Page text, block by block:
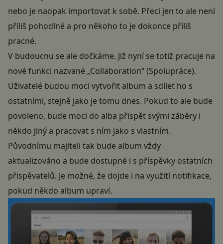
nebo je naopak importovat k sobě. Přeci jen to ale není
příliš pohodlné a pro někoho to je dokonce příliš
pracné.
V budoucnu se ale dočkáme. Již nyní se totiž pracuje na
nové funkci nazvané „Collaboration“ (Spolupráce).
Uživatelé budou moci vytvořit album a sdílet ho s
ostatními, stejně jako je tomu dnes. Pokud to ale bude
povoleno, bude moci do alba přispět svými záběry i
někdo jiný a pracovat s ním jako s vlastním.
Původnímu majiteli tak bude album vždy
aktualizováno a bude dostupné i s příspěvky ostatních
přispěvatelů. Je možné, že dojde i na využití notifikace,
pokud někdo album upraví.